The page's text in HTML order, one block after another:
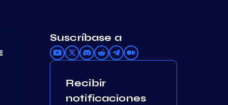
Suscríbase a
Recibir
notificaciones